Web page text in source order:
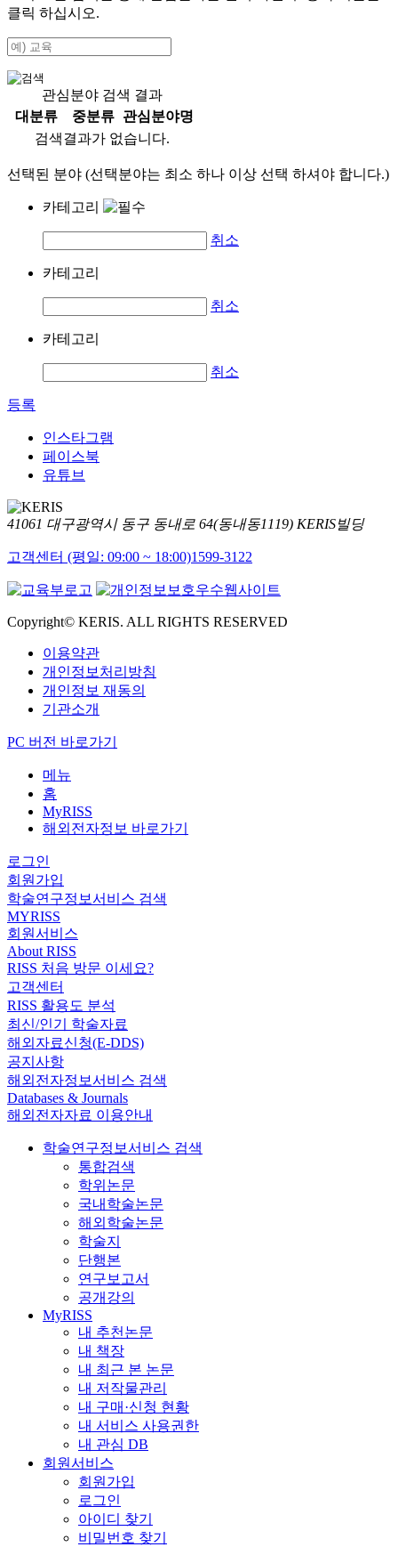
클릭 하십시오.
관심분야 검색 결과
대분류
중분류
관심분야명
검색결과가 없습니다.
선택된 분야 (선택분야는 최소 하나 이상 선택 하셔야 합니다.)
카테고리
취소
카테고리
취소
카테고리
취소
등록
인스타그램
페이스북
유튜브
41061 대구광역시 동구 동내로 64(동내동1119) KERIS빌딩
고객센터 (평일: 09:00 ~ 18:00)1599-3122
Copyright© KERIS. ALL RIGHTS RESERVED
이용약관
개인정보처리방침
개인정보 재동의
기관소개
PC 버전 바로가기
메뉴
홈
MyRISS
해외전자정보 바로가기
로그인
회원가입
학술연구정보서비스 검색
MYRISS
회원서비스
About RISS
RISS 처음 방문 이세요?
고객센터
RISS 활용도 분석
최신/인기 학술자료
해외자료신청(E-DDS)
공지사항
해외전자정보서비스 검색
Databases & Journals
해외전자자료 이용안내
학술연구정보서비스 검색
통합검색
학위논문
국내학술논문
해외학술논문
학술지
단행본
연구보고서
공개강의
MyRISS
내 추천논문
내 책장
내 최근 본 논문
내 저작물관리
내 구매·신청 현황
내 서비스 사용권한
내 관심 DB
회원서비스
회원가입
로그인
아이디 찾기
비밀번호 찾기